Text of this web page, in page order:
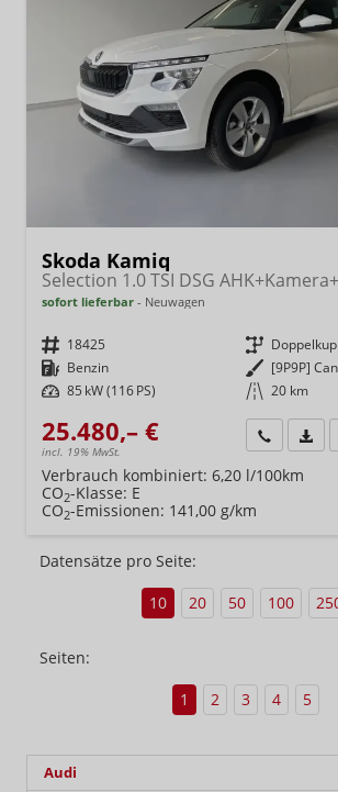
Skoda Kamiq
sofort lieferbar Neuwagen
Fahrzeugnr. 18425 Getriebe
Kraftstoff Benzin Außenfarbe [9P9P]
Leistung 85 kW (116 PS) Kilometerstand 20 km
25.480,– €
incl. 19% MwSt.
Wir rufen
Verbrauch kombiniert: 6,20 l/100km
CO2-Klasse: E
CO2-Emissionen: 141,00 g/km
Datensätze pro Seite:
10
20 50 100
Seiten:
1
2 3 4 5
Audi